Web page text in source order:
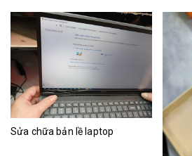
Sửa chữa bản lề laptop